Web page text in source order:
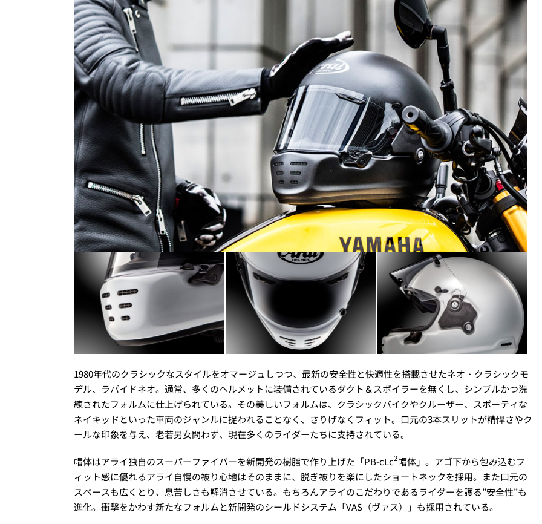
1980年代のクラシックなスタイルをオマージュしつつ、最新の安全性と快適性を搭載させたネオ・クラシックモ
デル、ラパイドネオ。通常、多くのヘルメットに装備されているダクト＆スポイラーを無くし、シンプルかつ洗
練されたフォルムに仕上げられている。その美しいフォルムは、クラシックバイクやクルーザー、スポーティな
ネイキッドといった車両のジャンルに捉われることなく、さりげなくフィット。口元の3本スリットが精悍さやク
ールな印象を与え、老若男女問わず、現在多くのライダーたちに支持されている。
帽体はアライ独自のスーパーファイバーを新開発の樹脂で作り上げた「PB-cLc2帽体」。アゴ下から包み込むフ
ィット感に優れるアライ自慢の被り心地はそのままに、脱ぎ被りを楽にしたショートネックを採用。また口元の
スペースも広くとり、息苦しさも解消させている。もちろんアライのこだわりであるライダーを護る”安全性”も
進化。衝撃をかわす新たなフォルムと新開発のシールドシステム「VAS（ヴァス）」も採用されている。